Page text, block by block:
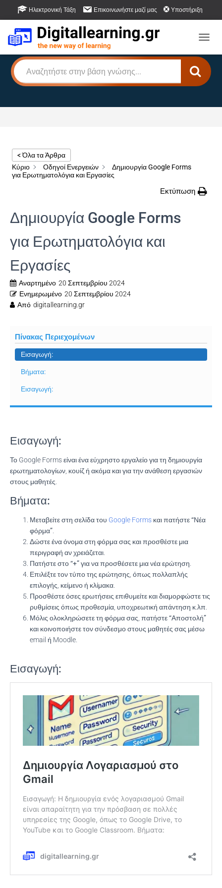
Ηλεκτρονική Τάξη Επικοινωνήστε μαζί μας Υποστήριξη
Βάση Γνώσης
Πως μπορούμε να βοηθήσουμε;
< Όλα τα Άρθρα
Κύριο
Οδηγοί Ενεργειών
Δημιουργία Google Forms
για Ερωτηματολόγια και Εργασίες
Εκτύπωση
Δημιουργία Google Forms
για Ερωτηματολόγια και
Εργασίες
Αναρτημένο 20 Σεπτεμβρίου 2024
Ενημερωμένο 20 Σεπτεμβρίου 2024
Από digitallearning.gr
Πίνακας Περιεχομένων
Εισαγωγή:
Βήματα:
Εισαγωγή:
Εισαγωγή:
Το Google Forms είναι ένα εύχρηστο εργαλείο για τη δημιουργία
ερωτηματολογίων, κουίζ ή ακόμα και για την ανάθεση εργασιών
στους μαθητές.
Βήματα:
Μεταβείτε στη σελίδα του Google Forms και πατήστε“Νέα
φόρμα”.
Δώστε έναόνομαστη φόρμα σας και προσθέστε μια
περιγραφή αν χρειάζεται.
Πατήστε στο“+”για να προσθέσετε μια νέα ερώτηση.
Επιλέξτε τον τύπο της ερώτησης, όπως πολλαπλής
επιλογής, κείμενοή κλίμακα.
Προσθέστε όσες ερωτήσεις επιθυμείτε και διαμορφώστε τις
ρυθμίσεις όπως προθεσμία, υποχρεωτική απάντηση κ.λπ.
Μόλις ολοκληρώσετε τη φόρμα σας, πατήστε“Αποστολή”
και κοινοποιήστε τον σύνδεσμο στους μαθητές σας μέσω
email ή Moodle.
Εισαγωγή: